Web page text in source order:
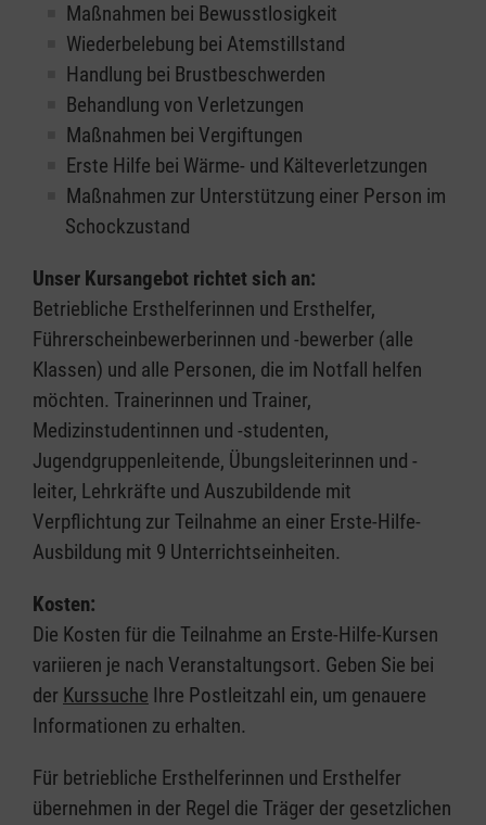
Maßnahmen bei Bewusstlosigkeit
Wiederbelebung bei Atemstillstand
Handlung bei Brustbeschwerden
Behandlung von Verletzungen
Maßnahmen bei Vergiftungen
Erste Hilfe bei Wärme- und Kälteverletzungen
Maßnahmen zur Unterstützung einer Person im
Schockzustand
Unser Kursangebot richtet sich an:
Betriebliche Ersthelferinnen und Ersthelfer,
Führerscheinbewerberinnen und -bewerber (alle
Klassen) und alle Personen, die im Notfall helfen
möchten. Trainerinnen und Trainer,
Medizinstudentinnen und -studenten,
Jugendgruppenleitende, Übungsleiterinnen und -
leiter, Lehrkräfte und Auszubildende mit
Verpflichtung zur Teilnahme an einer Erste-Hilfe-
Ausbildung mit 9 Unterrichtseinheiten.
Kosten:
Die Kosten für die Teilnahme an Erste-Hilfe-Kursen
variieren je nach Veranstaltungsort. Geben Sie bei
der Kurssuche Ihre Postleitzahl ein, um genauere
Informationen zu erhalten.
Für betriebliche Ersthelferinnen und Ersthelfer
übernehmen in der Regel die Träger der gesetzlichen